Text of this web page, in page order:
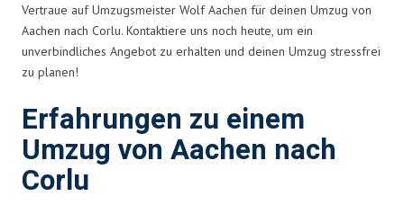
Vertraue auf Umzugsmeister Wolf Aachen für deinen Umzug von
Aachen nach Corlu. Kontaktiere uns noch heute, um ein
unverbindliches Angebot zu erhalten und deinen Umzug stressfrei
zu planen!
Erfahrungen zu einem
Umzug von Aachen nach
Corlu